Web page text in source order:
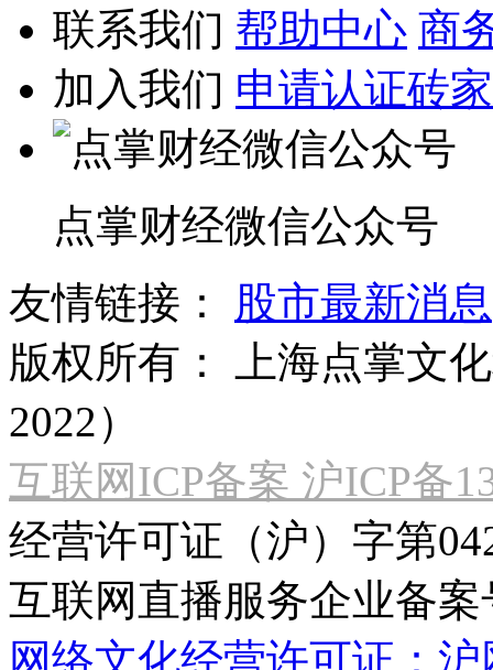
联系我们 帮助中心 商
加入我们 申请认证砖家
点掌财经微信公众号
友情链接：
股市最新消息
版权所有：
上海点掌文
2022）
互联网ICP备案 沪ICP备
经营许可证（沪）字第
互联网直播服务企业备案
网络文化经营许可证：